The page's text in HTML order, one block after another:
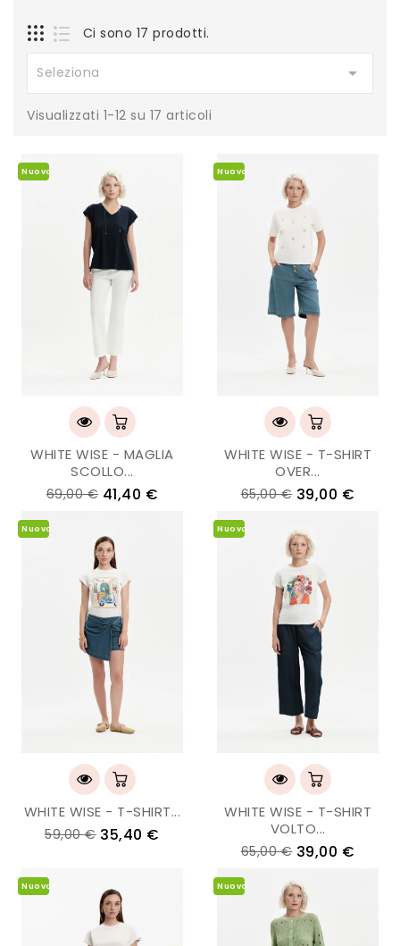
Ci sono 17 prodotti.
Seleziona 
Visualizzati 1-12 su 17 articoli
Nuovo
WHITE WISE - MAGLIA
SCOLLO...
69,00 € 41,40 €
Nuovo
WHITE WISE - T-SHIRT
OVER...
65,00 € 39,00 €
Nuovo
WHITE WISE - T-SHIRT...
59,00 € 35,40 €
Nuovo
WHITE WISE - T-SHIRT
VOLTO...
65,00 € 39,00 €
Nuovo Nuovo